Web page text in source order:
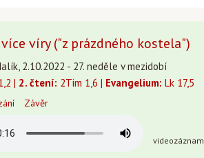
víry ("z prázdného kostela")
2.10.2022 - 27. neděle v mezidobí
| 2. čtení: 2Tim 1,6 | Evangelium: Lk 17,5
Závěr
videozáznam